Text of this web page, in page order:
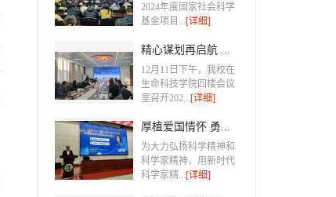
2024年度国家社会科学
基金项目...[详细]
精心谋划再启航 ...
12月11日下午，我校在
生命科技学院四楼会议
室召开202...[详细]
厚植爱国情怀 勇...
为大力弘扬科学精神和
科学家精神，用新时代
科学家精...[详细]